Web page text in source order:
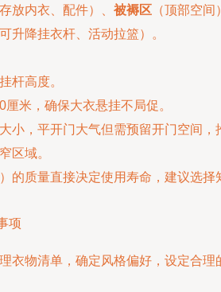
存放内衣、配件）、 被褥区 （顶部空间
可升降挂衣杆、活动拉篮）。
杆高度。
米，确保大衣悬挂不局促。
小，平开门大气但需预留开门空间，
区域。
的质量直接决定使用寿命，建议选择
项
理衣物清单，确定风格偏好，设定合理